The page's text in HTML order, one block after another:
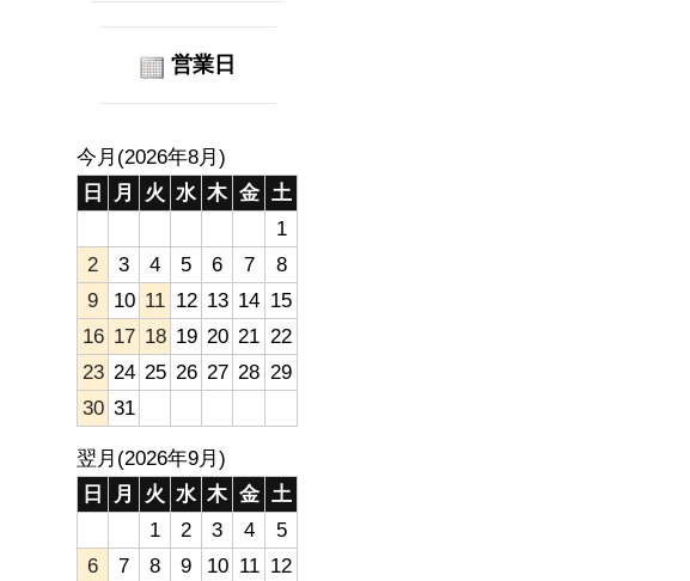
営業日
今月(2026年8月)
日
月 火 水 木 金 土
1
2
3 4 5 6 7
8
9
10 11 12 13 14 15
16 17 18 19 20 21 22
23 24 25 26 27 28 29
30 31
翌月(2026年9月)
日
月 火 水 木 金 土
1
2 3 4
5
6
7 8 9 10 11 12